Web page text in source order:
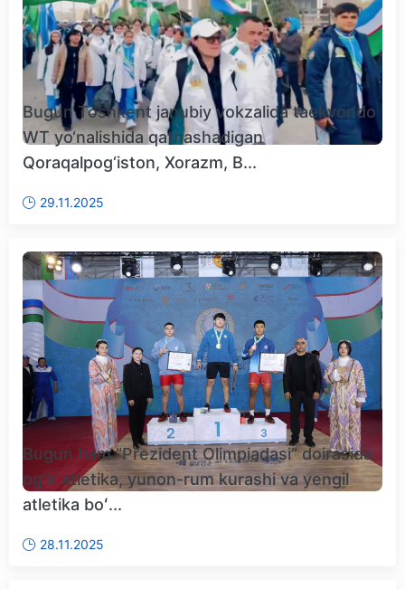
Bugun Toshkent janubiy vokzalida taekvondo
WT yo‘nalishida qatnashadigan
Qoraqalpog‘iston, Xorazm, B...
29.11.2025
Bugun ham “Prezident Olimpiadasi” doirasida
ogʻir atletika, yunon-rum kurashi va yengil
atletika boʻ...
28.11.2025